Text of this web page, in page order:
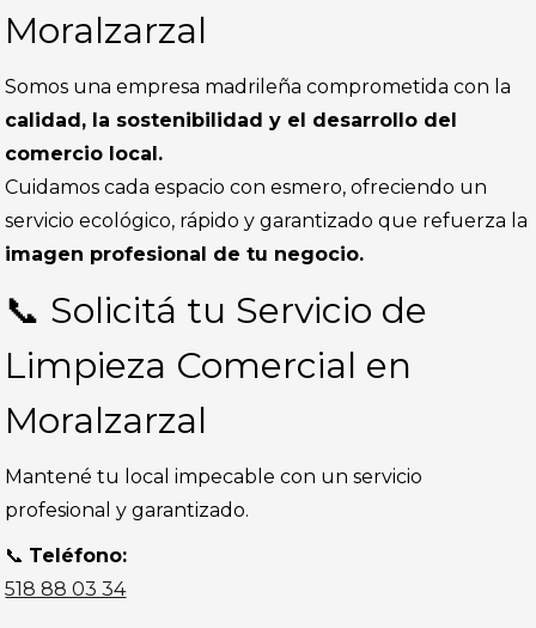
Moralzarzal
Somos una empresa madrileña comprometida con la
calidad, la sostenibilidad y el desarrollo del
comercio local.
Cuidamos cada espacio con esmero, ofreciendo un
servicio ecológico, rápido y garantizado que refuerza la
imagen profesional de tu negocio.
📞 Solicitá tu Servicio de
Limpieza Comercial en
Moralzarzal
Mantené tu local impecable con un servicio
profesional y garantizado.
📞 Teléfono:
518 88 03 34